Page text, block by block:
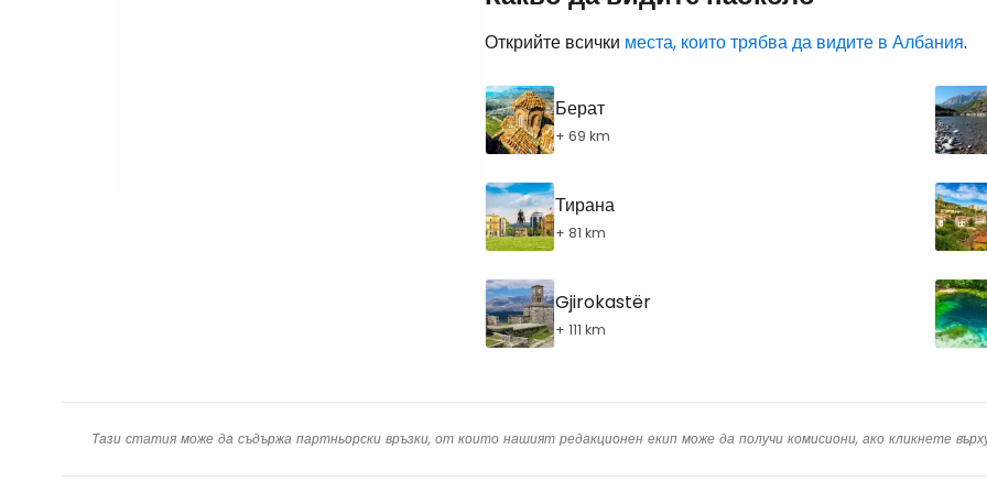
Открийте всички места, които трябва да видите в Албания.
Берат
+ 69 km
Тирана
+ 81 km
Gjirokastër
+ 111 km
Тази статия може да съдържа партньорски връзки, от които нашият редакционен екип може да получи комисиони, ако кликнете